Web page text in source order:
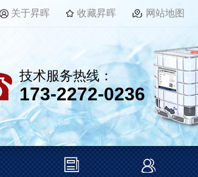
关于昇晖 收藏昇晖 网站地图
技术服务热线：
173-2272-0236